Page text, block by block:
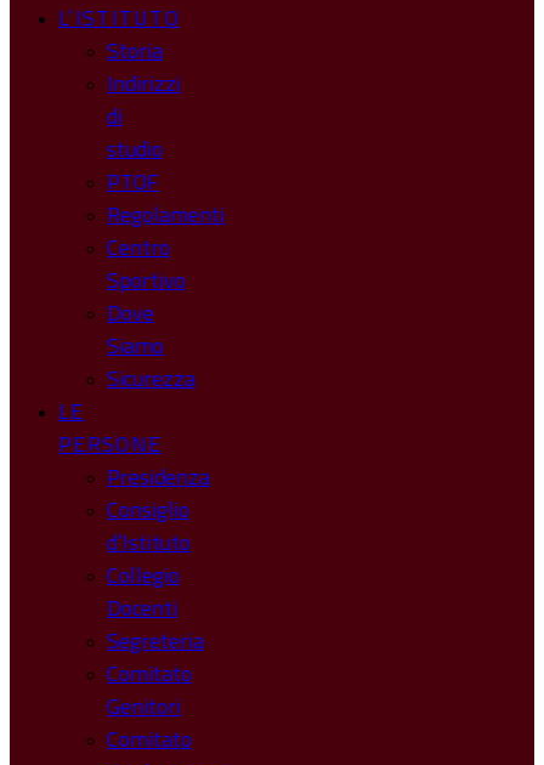
L’ISTITUTO
Storia
Indirizzi
di
studio
PTOF
Regolamenti
Centro
Sportivo
Dove
Siamo
Sicurezza
LE
PERSONE
Presidenza
Consiglio
d’Istituto
Collegio
Docenti
Segreteria
Comitato
Genitori
Comitato